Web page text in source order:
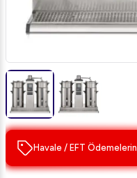
Havale / EFT